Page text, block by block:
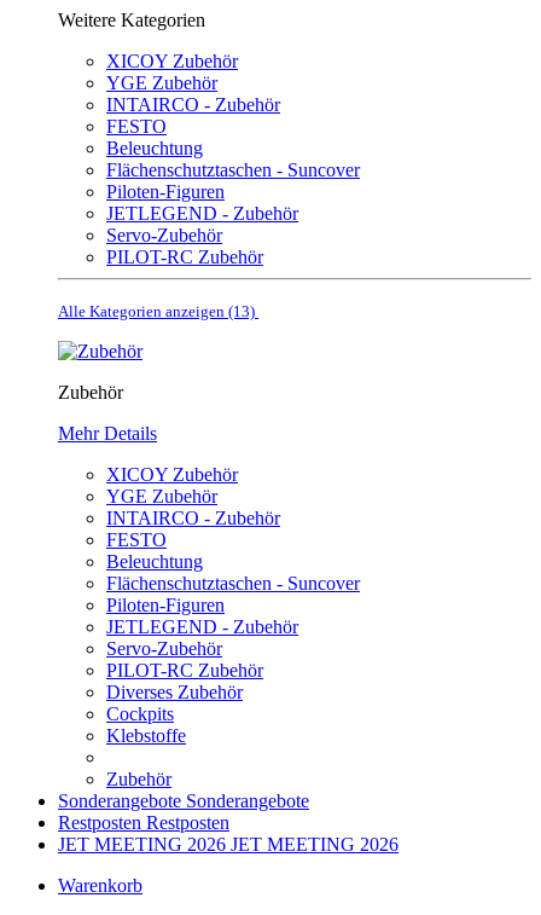
Weitere Kategorien
XICOY Zubehör
YGE Zubehör
INTAIRCO - Zubehör
FESTO
Beleuchtung
Flächenschutztaschen - Suncover
Piloten-Figuren
JETLEGEND - Zubehör
Servo-Zubehör
PILOT-RC Zubehör
Alle Kategorien anzeigen (13)
Zubehör
Mehr Details
XICOY Zubehör
YGE Zubehör
INTAIRCO - Zubehör
FESTO
Beleuchtung
Flächenschutztaschen - Suncover
Piloten-Figuren
JETLEGEND - Zubehör
Servo-Zubehör
PILOT-RC Zubehör
Diverses Zubehör
Cockpits
Klebstoffe
Zubehör
Sonderangebote Sonderangebote
Restposten Restposten
JET MEETING 2026 JET MEETING 2026
Warenkorb